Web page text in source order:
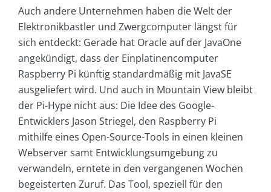
Auch andere Unternehmen haben die Welt der
Elektronikbastler und Zwergcomputer längst für
sich entdeckt: Gerade hat Oracle auf der JavaOne
angekündigt, dass der Einplatinencomputer
Raspberry Pi künftig standardmäßig mit JavaSE
ausgeliefert wird. Und auch in Mountain View bleibt
der Pi-Hype nicht aus: Die Idee des Google-
Entwicklers Jason Striegel, den Raspberry Pi
mithilfe eines Open-Source-Tools in einen kleinen
Webserver samt Entwicklungsumgebung zu
verwandeln, erntete in den vergangenen Wochen
begeisterten Zuruf. Das Tool, speziell für den